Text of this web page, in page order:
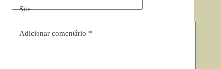
Site
Adicionar comentário *